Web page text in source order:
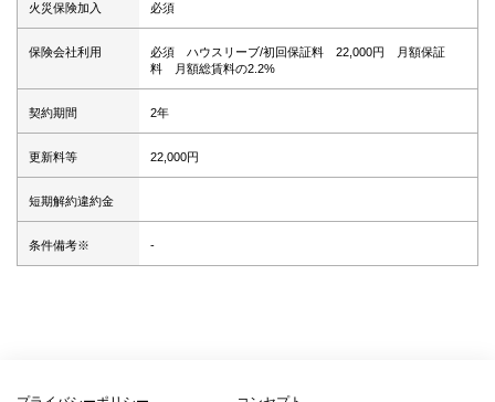
火災保険加入 必須
保険会社利用
必須 ハウスリーブ/初回保証料 22,000円 月額保証
料 月額総賃料の2.2%
契約期間 2年
更新料等 22,000円
短期解約違約金
条件備考※ -